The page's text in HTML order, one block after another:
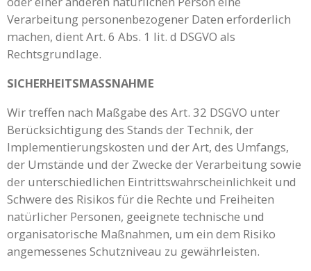
Verarbeitung personenbezogener Daten erforderlich
machen, dient Art. 6 Abs. 1 lit. d DSGVO als
Rechtsgrundlage.
SICHERHEITSMASSNAHME
Wir treffen nach Maßgabe des Art. 32 DSGVO unter
Berücksichtigung des Stands der Technik, der
Implementierungskosten und der Art, des Umfangs,
der Umstände und der Zwecke der Verarbeitung sowie
der unterschiedlichen Eintrittswahrscheinlichkeit und
Schwere des Risikos für die Rechte und Freiheiten
natürlicher Personen, geeignete technische und
organisatorische Maßnahmen, um ein dem Risiko
angemessenes Schutzniveau zu gewährleisten.